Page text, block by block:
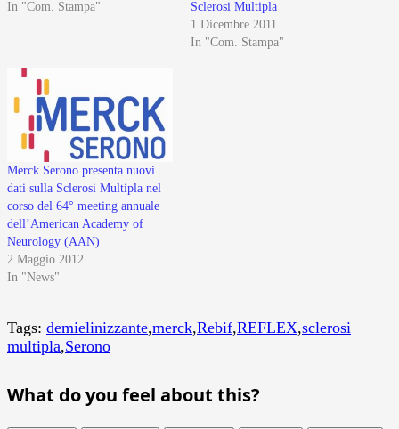
In "Com. Stampa"
Sclerosi Multipla
1 Dicembre 2011
In "Com. Stampa"
Merck Serono presenta nuovi
dati sulla Sclerosi Multipla nel
corso del 64° meeting annuale
dell’American Academy of
Neurology (AAN)
2 Maggio 2012
In "News"
Tags: demielinizzante,merck,Rebif,REFLEX,sclerosi
multipla,Serono
What do you feel about this?